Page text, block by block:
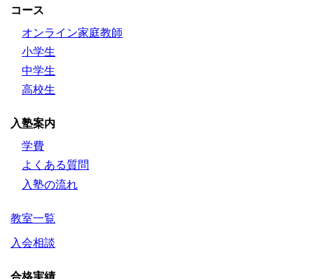
コース
オンライン家庭教師
小学生
中学生
高校生
入塾案内
学費
よくある質問
入塾の流れ
教室一覧
入会相談
合格実績